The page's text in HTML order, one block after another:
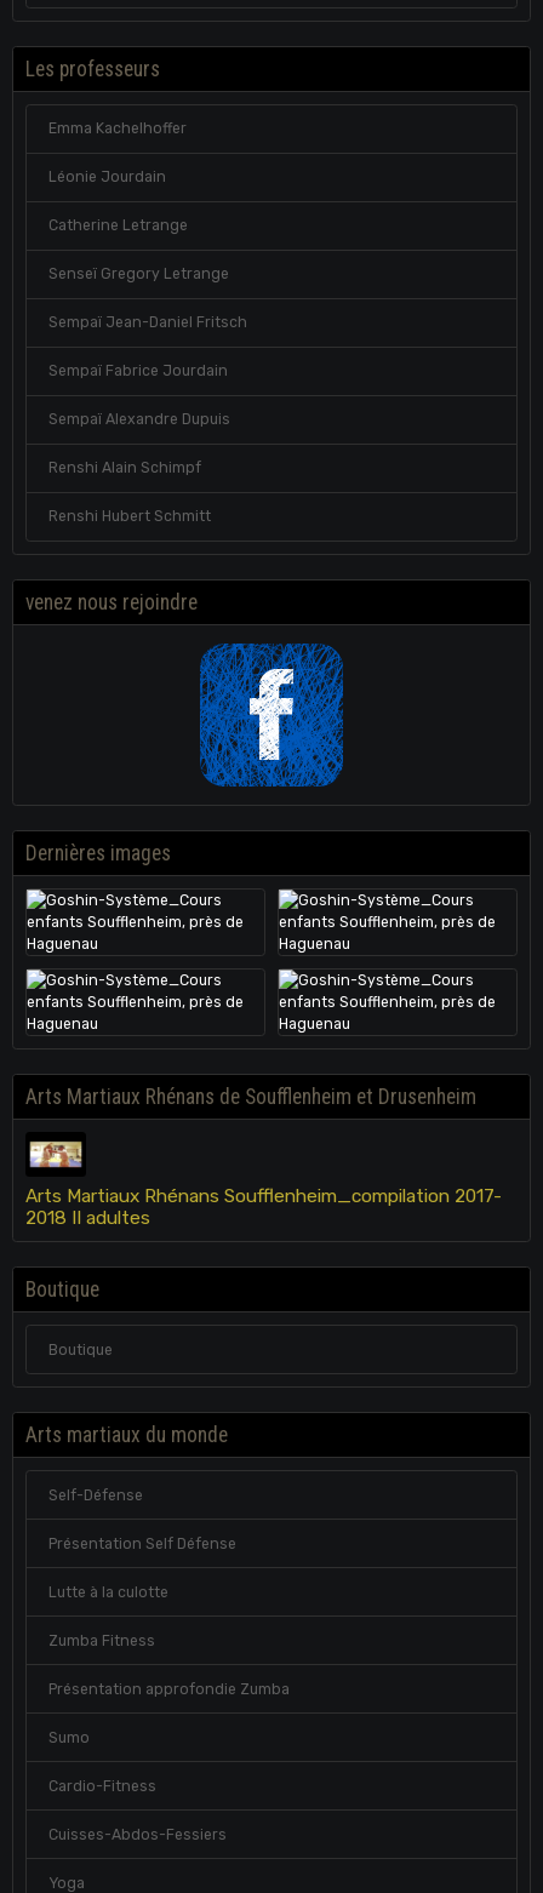
Les professeurs
Emma Kachelhoffer
Léonie Jourdain
Catherine Letrange
Senseï Gregory Letrange
Sempaï Jean-Daniel Fritsch
Sempaï Fabrice Jourdain
Sempaï Alexandre Dupuis
Renshi Alain Schimpf
Renshi Hubert Schmitt
venez nous rejoindre
Dernières images
Arts Martiaux Rhénans de Soufflenheim et Drusenheim
Arts Martiaux Rhénans Soufflenheim_compilation 2017-
2018 II adultes
Boutique
Boutique
Arts martiaux du monde
Self-Défense
Présentation Self Défense
Lutte à la culotte
Zumba Fitness
Présentation approfondie Zumba
Sumo
Cardio-Fitness
Cuisses-Abdos-Fessiers
Yoga